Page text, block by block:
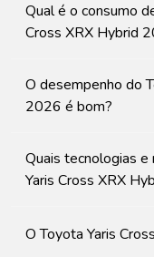
Qual é o consumo
Cross XRX Hybrid
O desempenho do
2026 é bom?
Quais tecnologias e
Yaris Cross XRX
O Toyota Yaris